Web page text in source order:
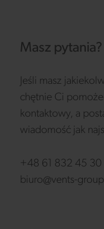
Masz pytania?
Jeśli masz
chętnie Ci
kontaktowy, a
wiadomość jak
+48 61 832 45 30
biuro@vents-